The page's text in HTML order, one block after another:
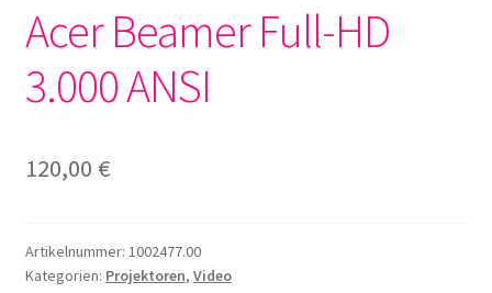
Acer Beamer Full-HD
3.000 ANSI
120,00 €
Artikelnummer: 1002477.00
Kategorien: Projektoren, Video